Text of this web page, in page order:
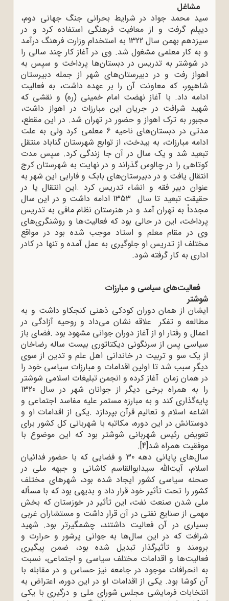
مشاغل
سید محمد جواد در شرایط بحرانی جنگ جهانی دوم،
دیپلم گرفت و از معافیت فرهنگی استفاده کرد و در
سیزدهم بهمن سال 1322 به استخدام وزارت فرهنگ درآمد
و به کار معلمی مشغول شد. وی در آغاز کار چند سالی را
در شوشتر به تدریس در دبستان‌ها پرداخت و سپس به
اهواز رفت و در دبیرستان‌های شهر از جمله دبیرستان
شاهپور، که معاونت آن را بر عهده داشت، به فعالیت
ادامه داد. با آغاز نهضت امام خمینی (ره) و نقشی که
شهید شرافت در جریان این مبارزات در اهواز داشت،
مجبور به ترک اهواز و حضور در تهران شد. در این مقطع،
مدتی در دبستان‌های ناحیه 6 معلمی کرد ولی به علت
ادامه مبارزات، به بیدخت، از توابع شهرستان گناباد منتقل
تبعید شد و یک سال در آن جا زندگی کرد. سپس مدت
کوتاهی را در چالوس گذراند و در نهایت به شهرستان کرج
انتقال یافت و در دبیرستان‌های بابک و فارابی این شهر به
عنوان دبیر فقه و انشاء تدریس ‌کرد .این انتقال یا در
حقیقت تبعید تا سال 1353 ادامه داشت و در این سال
مجدداً به تهران آمد و در هنرستان نظام مافی به تدریس
پرداخت، این در حالی بود که فعالیت‌ها و روشنگریهای
وی در مقام معلم و استاد موجب ‌شده بود در مواقع
مختلف از تدریس او جلوگیری به عمل آمده و تنها در کادر
اداری به کار گرفته شود.
فعالیت‌های سیاسی و مبارزات
شوشتر
ایشان از همان دوران کودکی ذهنی کنجکاو داشت و به
مطالعه و تفکر علاقه نشان می‌داد و روحیه آزادگی در
اعمال و رفتار او از آغاز دوران جوانی مشهود بود.فضای باز
سیاسی پس از سرنگونی دیکتاتوری بیست ساله رضاخان
از یک سو و تربیت در خاندانی اهل علم و تدین از سوی
دیگر سبب شد تا اولین اقدامات و مبارزات سیاسی خود را
در همان زمان آغاز کرده و انجمن تبلیغات اسلامی شوشتر
را به همراه برخی دیگر از جوانان شهر در سال 1320
پایه‌گذاری کند و به مبارزه مستمر علیه مفاسد اجتماعی و
اشاعه اسلام و تعالیم قرآن بپردازد .یکی از اقدامات او و
دوستانش در این دوره، مکاتبه با شهربانی کل کشور برای
تعویض رئیس شهربانی شوشتر بود که این موضوع با
موفقیت همراه شد
.[4]
سال‌های پایانی دهه 30 و فضایی که با حضور فدائیان
اسلام، آیت‌الله سیدابوالقاسم کاشانی و جبهه ملی در
صحنه سیاسی کشور ایجاد شده بود، شهرهای مختلف
کشور را تحت تأثیر خود قرار داد و بدیهی بود که با مسأله
ملی شدن صنعت نفت، این تأثیر در خوزستان که بخش
مهمی از صنایع نفتی در آن قرار داشت و مستشاران غربی
بسیاری در آن فعالیت داشتند، چشمگیرتر بود. شهید
شرافت که در این سال‌ها به جوانی پرشور و حرارت و
برومند و تأثیرگذار تبدیل شده بود، ضمن پیگیری
فعالیت‌ها و اقدامات مختلف سیاسی و اجتماعی، نسبت
به انحرافات موجود در جامعه نیز حساس و در مقابله با
آن کوشا بود. یکی از اقدامات او در این دوره، اعتراض به
انتخابات فرمایشی مجلس شورای ملی و درگیری با یکی